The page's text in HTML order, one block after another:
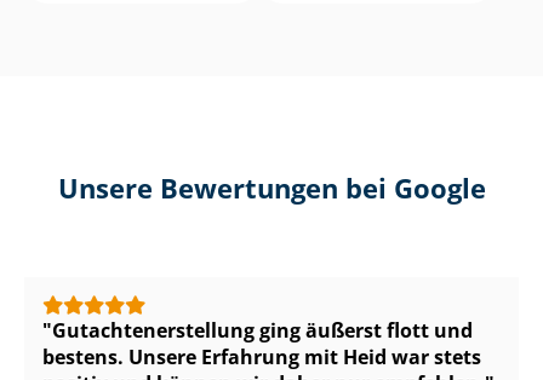
Unsere Bewertungen bei Google
Gut­ach­ten­er­stel­lung ging äußerst flott und
bestens. Unsere Erfahrung mit Heid war stets